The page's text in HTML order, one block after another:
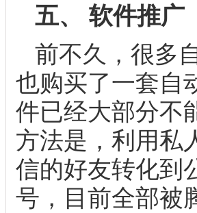
五、 软件推广
前不久，很多
也购买了一套自
件已经大部分不
方法是，利用私
信的好友转化到
号，目前全部被